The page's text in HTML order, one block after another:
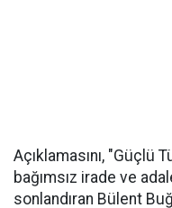
Açıklamasını, "Güçlü
bağımsız irade ve
sonlandıran Bülent